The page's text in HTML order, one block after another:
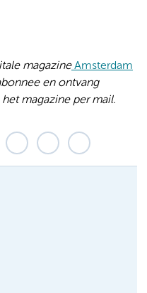
magazineAmsterdam
en ontvang
magazine per mail.